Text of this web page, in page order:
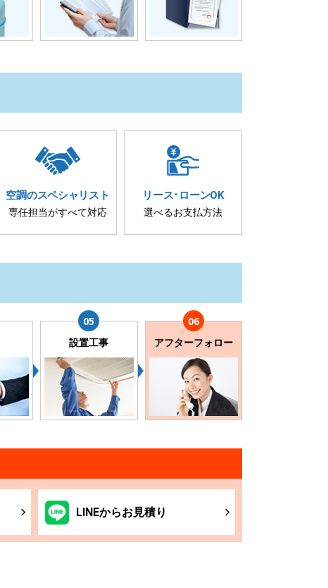
空調のスペシャリスト
専任担当がすべて対応
リース･ ローンOK
選べるお支払方法
設置工事 アフターフォロー
LINEからお見積り